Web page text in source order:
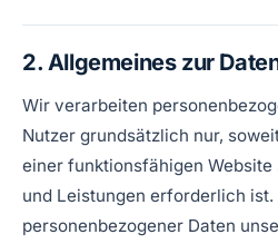
2. Allgemeines zur
Wir verarbeiten
Nutzer grundsätzlich nur,
einer funktionsfähigen
und Leistungen erforderlich
personenbezogener Daten